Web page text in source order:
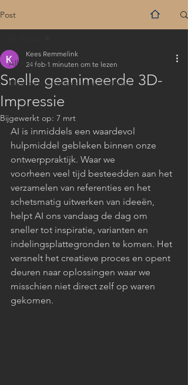
Post
All Posts
Maatwerk interieur verenigd met
Snelle geanimeerde 3D-
Impressie
Kees Remmelink
24 feb 1 minuten om te lezen
Bijgewerkt op: 7 mrt
AI is inmiddels een waardevol
hulpmiddel gebleken binnen onze
ontwerppraktijk. Waar we
voorheen veel tijd besteedden aan het
verzamelen van referenties en het
schetsmatig uitwerken van ideeën,
helpt AI ons vandaag de dag om
sneller tot inspiratie, varianten en
indelingsplattegronden te komen. Het
versnelt het creatieve proces en opent
deuren naar oplossingen waar we
misschien niet direct zelf op waren
gekomen.